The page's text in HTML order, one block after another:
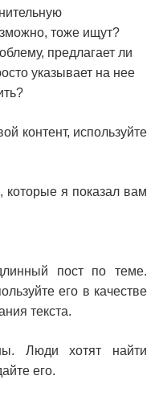
тоже ищут?
предлагает ли
указывает на нее
контент, используйте
которые я показал вам
пост по теме.
его в качестве
текста.
Люди хотят найти
его.